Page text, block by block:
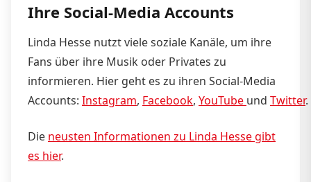
Ihre Social-Media Accounts
Linda Hesse nutzt viele soziale Kanäle, um ihre
Fans über ihre Musik oder Privates zu
informieren. Hier geht es zu ihren Social-Media
Accounts: Instagram, Facebook, YouTube und Twitter.
Die neusten Informationen zu Linda Hesse gibt
es hier.